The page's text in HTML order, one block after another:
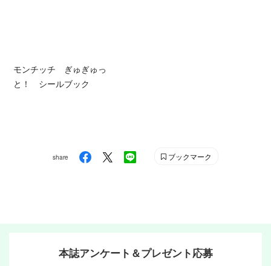
モンチッチ ぎゅぎゅっ
と！ シールブック
share ブックマーク
本誌アンケート＆プレゼント応募